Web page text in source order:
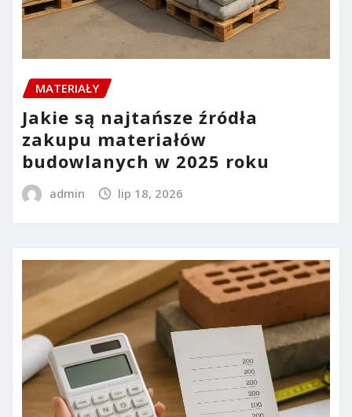
MATERIAŁY
Jakie są najtańsze źródła
zakupu materiałów
budowlanych w 2025 roku
admin lip 18, 2026